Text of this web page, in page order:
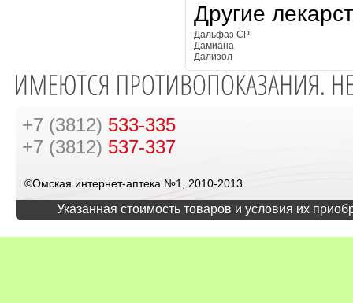
Другие
Дальфаз СР
Дамиана
Дализол
+7 (3812) 533-335
+7 (3812) 537-337
©Омская интернет-аптека №1, 2010-2013
Указанная стоимость товаров и условия их